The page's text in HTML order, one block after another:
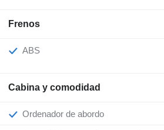
Frenos
ABS
Cabina y comodidad
Ordenador de abordo